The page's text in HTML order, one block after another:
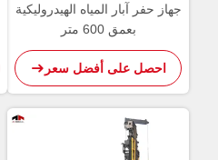
جهاز حفر آبار المياه الهيدروليكية
بعمق 600 متر
احصل على أفضل سعر